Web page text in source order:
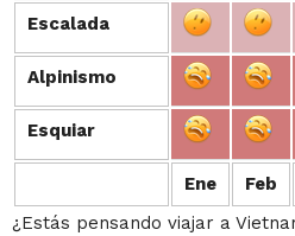
Escalada
Alpinismo
Esquiar
Ene Feb
Escalada
Alpinismo
Esquiar
¿Estás pensando viajar a